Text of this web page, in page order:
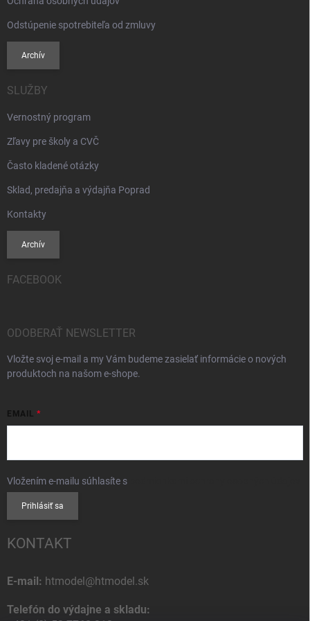
Odstúpenie spotrebiteľa od zmluvy
Archív
SLUŽBY
Vernostný program
Zľavy pre školy a CVČ
Často kladené otázky
Sklad, predajňa a výdajňa Poprad
Kontakty
Archív
FACEBOOK
ODOBERAŤ NEWSLETTER
Vložte svoj e-mail a my Vám budeme zasielať informácie o nových
produktoch na našom e-shope.
EMAIL
Vložením e-mailu súhlasíte s
Prihlásiť sa
KONTAKT
E-mail: htmodel@htmodel.sk
Telefón do výdajne a skladu: